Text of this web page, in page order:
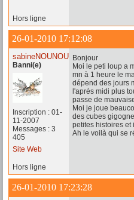
Hors ligne
26-01-2010 17:12:08
sabineNOUNOU59
Banni(e)
Inscription : 01-
11-2007
Messages : 3
405
Site Web
Bonjour
Moi le peti loup a
mn à 1 heure le
dépend des jours
l'aprés midi plus
passe de
Moi je joue
des cubes
petites histoires et
Ah le voilà qui se
Hors ligne
26-01-2010 17:23:28